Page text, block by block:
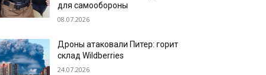
для самообороны
08.07.2026
Дроны атаковали Питер: горит
склад Wildberries
24.07.2026